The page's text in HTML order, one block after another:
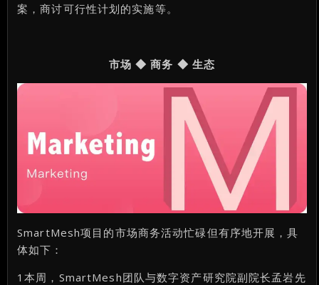
案，商讨可行性计划的实施等。
市场 ◆ 商务 ◆ 生态
SmartMesh项目的市场商务活动忙碌但有序地开展，具
体如下：
1本周，SmartMesh团队与数字资产研究院副院长孟岩先